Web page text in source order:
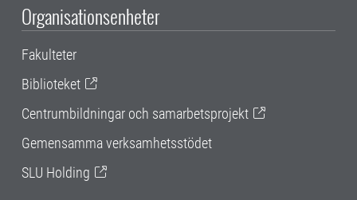
Organisationsenheter
Fakulteter
Biblioteket
Centrumbildningar och samarbetsprojekt
Gemensamma verksamhetsstödet
SLU Holding